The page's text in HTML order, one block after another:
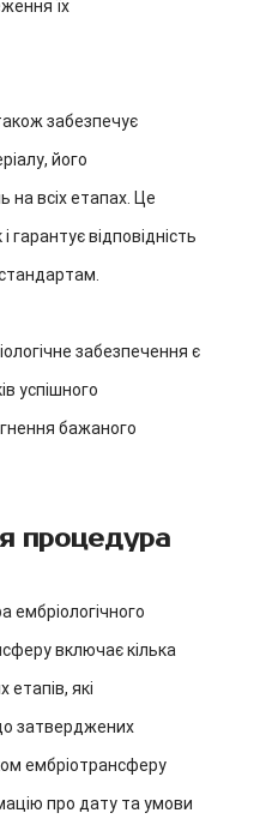
їх
забезпечує
його
на всіх етапах. Це
відповідність
забезпечення є
успішного
бажаного
процедура
ембріологічного
включає кілька
які
затверджених
ембріотрансферу
про дату та умови